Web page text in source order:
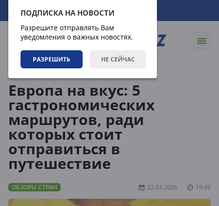
ПОДПИСКА НА НОВОСТИ
Разрешите отправлять Вам
уведомления о важных новостях.
РАЗРЕШИТЬ НЕ СЕЙЧАС
08.08.2026 12:58:02
Европа на вкус: 5
гастрономических
маршрутов, ради
которых стоит
отправиться в
путешествие
ОБЗОРЫ СТРАН 22.02.2026 19:49